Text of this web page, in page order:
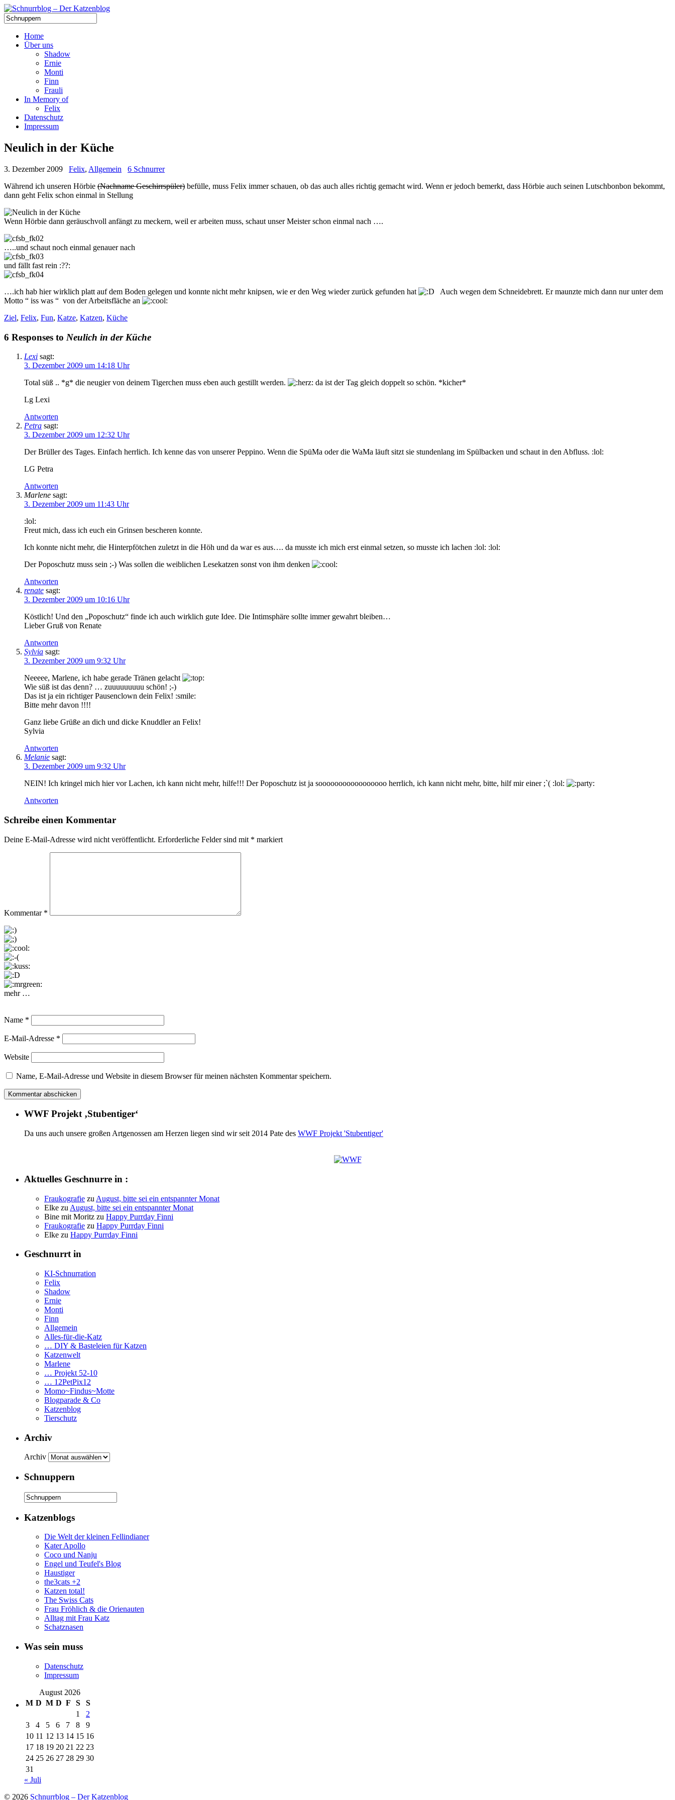
Home
Über uns
Shadow
Ernie
Monti
Finn
Frauli
In Memory of
Felix
Datenschutz
Impressum
Neulich in der Küche
3. Dezember 2009 Felix, Allgemein
6 Schnurrer
Während ich unseren Hörbie (Nachname Geschirrspüler) befülle, muss Felix immer schauen, ob das auch alles richtig gemacht wird. Wenn er jedoch bemerkt, dass Hörbie auch seinen Lutschbonbon bekommt,
dann geht Felix schon einmal in Stellung
Wenn Hörbie dann geräuschvoll anfängt zu meckern, weil er arbeiten muss, schaut unser Meister schon einmal nach ….
…..und schaut noch einmal genauer nach
und fällt fast rein :??:
….ich hab hier wirklich platt auf dem Boden gelegen und konnte nicht mehr knipsen, wie er den Weg wieder zurück gefunden hat
Auch wegen dem Schneidebrett. Er maunzte mich dann nur unter dem
Motto “ iss was “ von der Arbeitsfläche an
Ziel, Felix, Fun, Katze, Katzen, Küche
6 Responses to Neulich in der Küche
Lexi sagt:
3. Dezember 2009 um 14:18 Uhr
Total süß .. *g* die neugier von deinem Tigerchen muss eben auch gestillt werden.
da ist der Tag gleich doppelt so schön. *kicher*
Lg Lexi
Antworten
Petra sagt:
3. Dezember 2009 um 12:32 Uhr
Der Brüller des Tages. Einfach herrlich. Ich kenne das von unserer Peppino. Wenn die SpüMa oder die WaMa läuft sitzt sie stundenlang im Spülbacken und schaut in den Abfluss. :lol:
LG Petra
Antworten
Marlene sagt:
3. Dezember 2009 um 11:43 Uhr
:lol:
Freut mich, dass ich euch ein Grinsen bescheren konnte.
Ich konnte nicht mehr, die Hinterpfötchen zuletzt in die Höh und da war es aus…. da musste ich mich erst einmal setzen, so musste ich lachen :lol: :lol:
Der Poposchutz muss sein ;-) Was sollen die weiblichen Lesekatzen sonst von ihm denken
Antworten
renate sagt:
3. Dezember 2009 um 10:16 Uhr
Köstlich! Und den „Poposchutz“ finde ich auch wirklich gute Idee. Die Intimsphäre sollte immer gewahrt bleiben…
Lieber Gruß von Renate
Antworten
Sylvia sagt:
3. Dezember 2009 um 9:32 Uhr
Neeeee, Marlene, ich habe gerade Tränen gelacht
Wie süß ist das denn? … zuuuuuuuuu schön! ;-)
Das ist ja ein richtiger Pausenclown dein Felix! :smile:
Bitte mehr davon !!!!
Ganz liebe Grüße an dich und dicke Knuddler an Felix!
Sylvia
Antworten
Melanie sagt:
3. Dezember 2009 um 9:32 Uhr
NEIN! Ich kringel mich hier vor Lachen, ich kann nicht mehr, hilfe!!! Der Poposchutz ist ja sooooooooooooooooo herrlich, ich kann nicht mehr, bitte, hilf mir einer ;`( :lol:
Antworten
Schreibe einen Kommentar
Deine E-Mail-Adresse wird nicht veröffentlicht. Erforderliche Felder sind mit * markiert
Kommentar *
mehr …
Name *
E-Mail-Adresse *
Website
Name, E-Mail-Adresse und Website in diesem Browser für meinen nächsten Kommentar speichern.
WWF Projekt ‚Stubentiger‘
Da uns auch unsere großen Artgenossen am Herzen liegen sind wir seit 2014 Pate des WWF Projekt 'Stubentiger'
Aktuelles Geschnurre in :
Fraukografie zu August, bitte sei ein entspannter Monat
Elke zu August, bitte sei ein entspannter Monat
Bine mit Moritz zu Happy Purrday Finni
Fraukografie zu Happy Purrday Finni
Elke zu Happy Purrday Finni
Geschnurrt in
KI-Schnurration
Felix
Shadow
Ernie
Monti
Finn
Allgemein
Alles-für-die-Katz
… DIY & Basteleien für Katzen
Katzenwelt
Marlene
… Projekt 52-10
… 12PetPix12
Momo~Findus~Motte
Blogparade & Co
Katzenblog
Tierschutz
Archiv
Archiv
Schnuppern
Katzenblogs
Die Welt der kleinen Fellindianer
Kater Apollo
Coco und Nanju
Engel und Teufel's Blog
Haustiger
the3cats +2
Katzen total!
The Swiss Cats
Frau Fröhlich & die Orienauten
Alltag mit Frau Katz
Schatznasen
Was sein muss
Datenschutz
Impressum
August 2026
M D M D F S
S
1
2
3
4 5 6 7 8
9
10 11 12 13 14 15 16
17 18 19 20 21 22 23
24 25 26 27 28 29 30
31
« Juli
© 2026 Schnurrblog – Der Katzenblog